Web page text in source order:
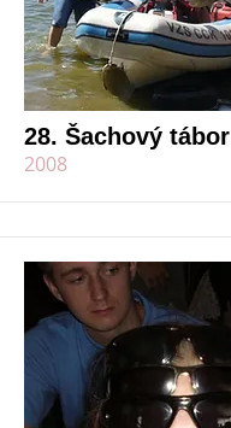
28. Šachový tábor
2008